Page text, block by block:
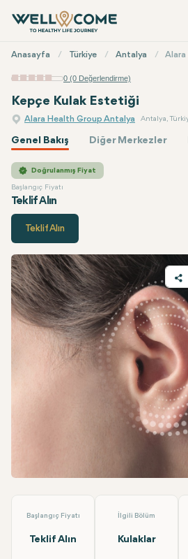
Menü
Anasayfa Türkiye Antalya Alara
0 (0 Değerlendirme)
Kepçe Kulak Estetiği
Alara Health Group Antalya Antalya,
Genel Bakış Diğer Merkezler
Doğrulanmış Fiyat
Başlangıç Fiyatı
Teklif Alın
Alara Health GroupFiyatı
Teklif Alın
Başlangıç Fiyatı
Teklif Alın
İlgili Bölüm
Kulaklar